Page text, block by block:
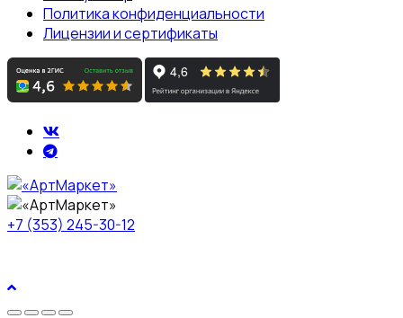
Политика конфиденциальности
Лицензии и сертификаты
+7 (353) 245-30-12